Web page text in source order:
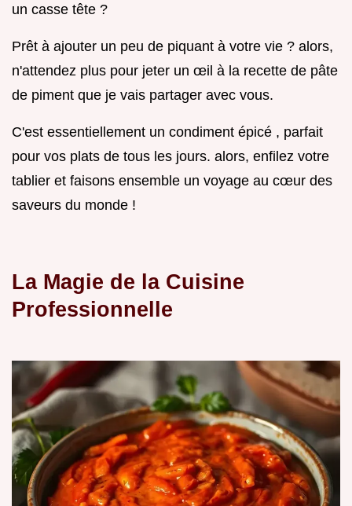
un casse tête ?
Prêt à ajouter un peu de piquant à votre vie ? alors,
n'attendez plus pour jeter un œil à la recette de pâte
de piment que je vais partager avec vous.
C'est essentiellement un condiment épicé , parfait
pour vos plats de tous les jours. alors, enfilez votre
tablier et faisons ensemble un voyage au cœur des
saveurs du monde !
La Magie de la Cuisine
Professionnelle